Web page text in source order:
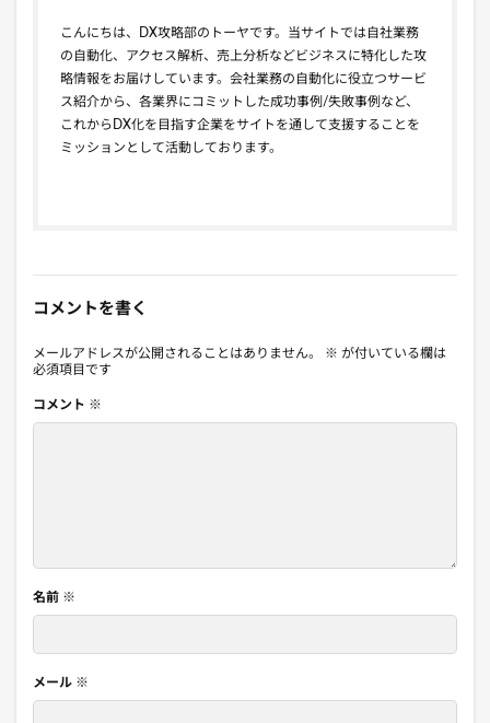
こんにちは、DX攻略部のトーヤです。当サイトでは自社業務
の自動化、アクセス解析、売上分析などビジネスに特化した攻
略情報をお届けしています。会社業務の自動化に役立つサービ
ス紹介から、各業界にコミットした成功事例/失敗事例など、
これからDX化を目指す企業をサイトを通して支援することを
ミッションとして活動しております。
コメントを書く
メールアドレスが公開されることはありません。 ※ が付いている欄は
必須項目です
コメント ※
名前 ※
メール ※